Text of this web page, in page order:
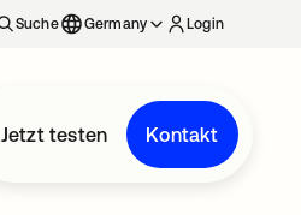
Suche Germany Login
Jetzt testen Kontakt